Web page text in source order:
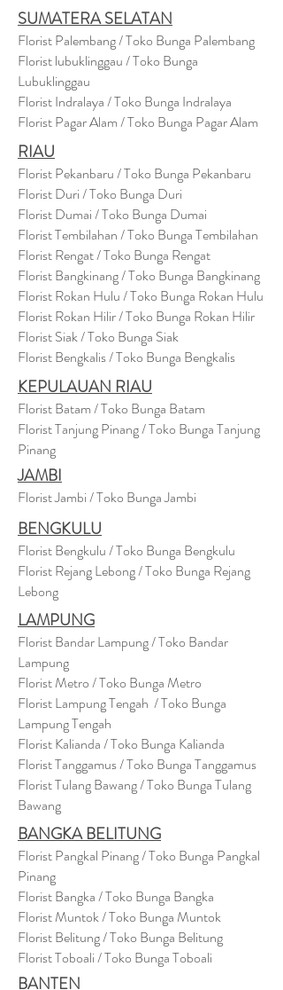
SUMATERA SELATAN
Florist Palembang / Toko Bunga Palembang
Florist lubuklinggau / Toko Bunga
Lubuklinggau
Florist Indralaya / Toko Bunga Indralaya
Florist Pagar Alam / Toko Bunga Pagar Alam
RIAU
Florist Pekanbaru / Toko Bunga Pekanbaru
Florist Duri / Toko Bunga Duri
Florist Dumai / Toko Bunga Dumai
Florist Tembilahan / Toko Bunga Tembilahan
Florist Rengat / Toko Bunga Rengat
Florist Bangkinang / Toko Bunga Bangkinang
Florist Rokan Hulu / Toko Bunga Rokan Hulu
Florist Rokan Hilir / Toko Bunga Rokan Hilir
Florist Siak / Toko Bunga Siak
Florist Bengkalis / Toko Bunga Bengkalis
KEPULAUAN RIAU
Florist Batam / Toko Bunga Batam
Florist Tanjung Pinang / Toko Bunga Tanjung
Pinang
JAMBI
Florist Jambi / Toko Bunga Jambi
BENGKULU
Florist Bengkulu / Toko Bunga Bengkulu
Florist Rejang Lebong / Toko Bunga Rejang
Lebong
LAMPUNG
Florist Bandar Lampung / Toko Bandar
Lampung
Florist Metro / Toko Bunga Metro
Florist Lampung Tengah / Toko Bunga
Lampung Tengah
Florist Kalianda / Toko Bunga Kalianda
Florist Tanggamus / Toko Bunga Tanggamus
Florist Tulang Bawang / Toko Bunga Tulang
Bawang
BANGKA BELITUNG
Florist Pangkal Pinang / Toko Bunga Pangkal
Pinang
Florist Bangka / Toko Bunga Bangka
Florist Muntok / Toko Bunga Muntok
Florist Belitung / Toko Bunga Belitung
Florist Toboali / Toko Bunga Toboali
BANTEN